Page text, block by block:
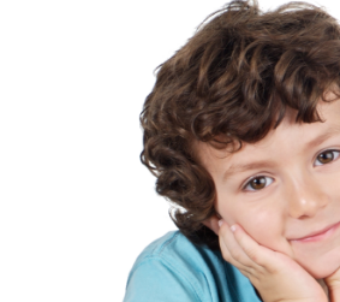
Cengage TED Talks
CNN聽力強化
新聞英文